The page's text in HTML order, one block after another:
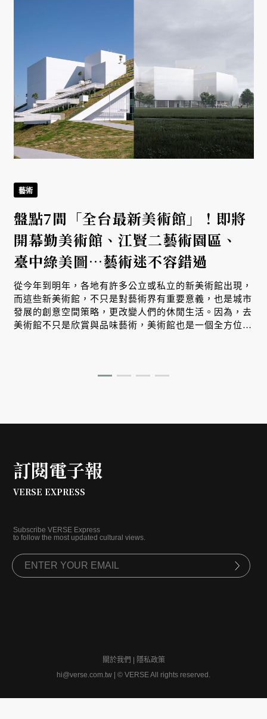
藝術
盤點7間「全台最新美術館」！即將
開幕勤美術館、江賢二藝術園區、
臺中綠美圖⋯藝術迷不容錯過
從今年到明年，各地有許多公立或私立的新美術館出現，
而這些新美術館，不只是對藝術界有重要意義，也是城市
發展的創意空間策略，更改變人們的休閒生活。因為，去
美術館不只是欣賞與品味藝術，美術館也是一個全方位的
訂閱電子報
VERSE EXPRESS
Subscribe VERSE Express
to follow the most updated cultural views.
關於我們 | 隱私政策
hi@verse.com.tw | © VERSE All rights reserved.